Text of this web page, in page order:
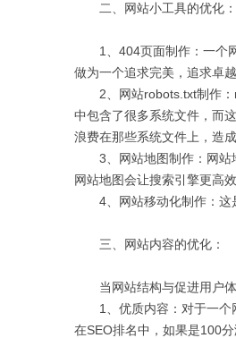
二、网站小工具的优化：
1、404页面制作：一个网
做为一个追求完美，追求卓
2、网站robots.txt制作：
中包含了很多系统文件，而
浪费在那些系统文件上，造成
3、网站地图制作：网站地
网站地图会让搜索引擎更高
4、网站移动化制作：这是
三、网站内容的优化：
当网站结构与促进用户体
1、优质内容：对于一个网
在SEO排名中，如果是100